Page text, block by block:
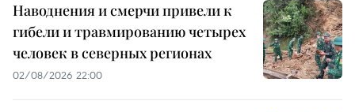
Наводнения и смерчи привели к
гибели и травмированию четырех
человек в северных регионах
02/08/2026 22:00